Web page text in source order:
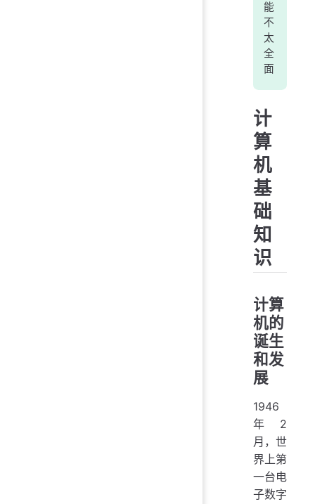
能
不
太
全
面
计
算
机
基
础
知
识
计算
机的
诞生
和发
展
1946
年2
月，世
界上第
一台电
子数字